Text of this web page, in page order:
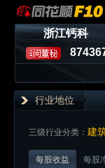
浙江钙科
行业地位
三级行业分类： 建
每股收益 每股